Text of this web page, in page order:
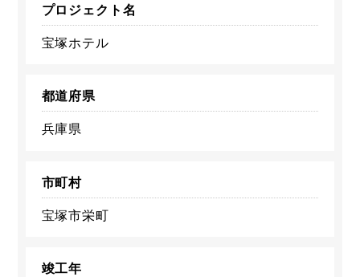
プロジェクト名
宝塚ホテル
都道府県
兵庫県
市町村
宝塚市栄町
竣工年